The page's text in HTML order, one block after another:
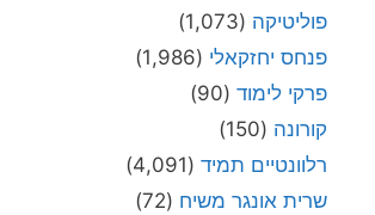
פוליטיקה (1,073)
פנחס יחזקאלי (1,986)
פרקי לימוד (90)
קורונה (150)
רלוונטיים תמיד (4,091)
שרית אונגר משיח (72)